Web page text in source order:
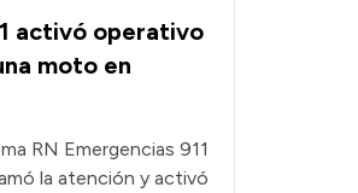
activó operativo
moto en
RN Emergencias 911
la atención y activó